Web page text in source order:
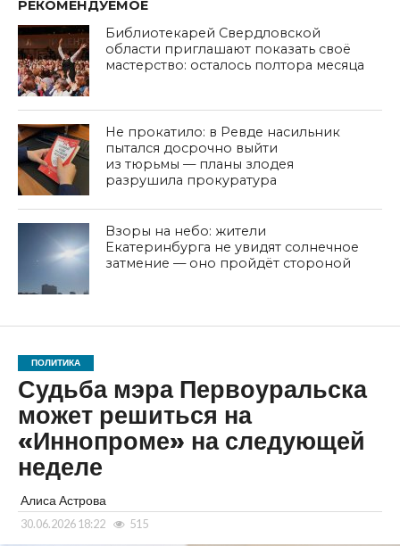
РЕКОМЕНДУЕМОЕ
Библиотекарей Свердловской
области приглашают показать своё
мастерство: осталось полтора месяца
Не прокатило: в Ревде насильник
пытался досрочно выйти
из тюрьмы — планы злодея
разрушила прокуратура
Взоры на небо: жители
Екатеринбурга не увидят солнечное
затмение — оно пройдёт стороной
ПОЛИТИКА
Судьба мэра Первоуральска
может решиться на
«Иннопроме» на следующей
неделе
Алиса Астрова
30.06.2026 18:22 515